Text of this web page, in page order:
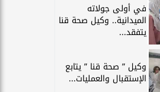
في أولى جولاته
الميدانية.. وكيل صحة قنا
يتفقد...
وكيل ” صحة قنا ” يتابع
الإستقبال والعمليات...